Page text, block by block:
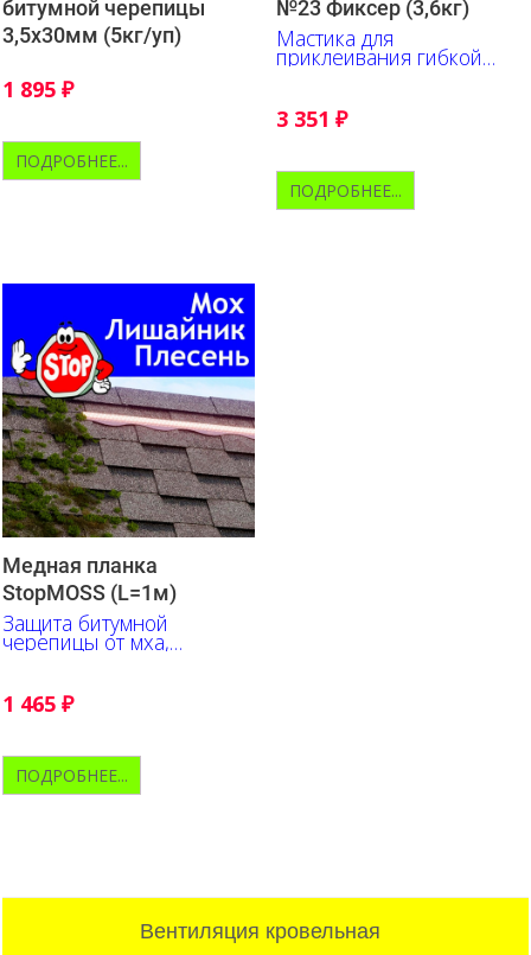
битумной черепицы
3,5х30мм (5кг/уп)
1 895 ₽
ПОДРОБНЕЕ...
№23 Фиксер (3,6кг)
Мастика для
приклеивания гибкой
черепицы
3 351 ₽
ПОДРОБНЕЕ...
Медная планка
StopMOSS (L=1м)
Защита битумной
черепицы от мха,
лишайника, плесени
1 465 ₽
ПОДРОБНЕЕ...
Вентиляция кровельная